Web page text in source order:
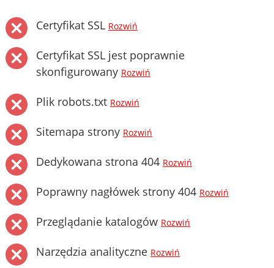
Certyfikat SSL Rozwiń
Certyfikat SSL jest poprawnie
skonfigurowany Rozwiń
Plik robots.txt Rozwiń
Sitemapa strony Rozwiń
Dedykowana strona 404 Rozwiń
Poprawny nagłówek strony 404 Rozwiń
Przeglądanie katalogów Rozwiń
Narzędzia analityczne Rozwiń